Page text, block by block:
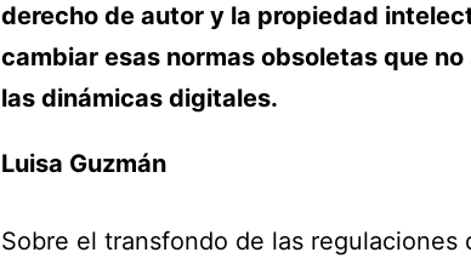
derecho de autor y la propiedad
cambiar esas normas obsoletas que
las dinámicas digitales.
Luisa Guzmán
Sobre el transfondo de las regulaciones